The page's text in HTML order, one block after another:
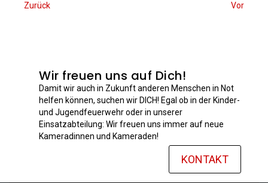
Zurück Vor
Wir freuen uns auf Dich!
Damit wir auch in Zukunft anderen Menschen in Not
helfen können, suchen wir DICH! Egal ob in der Kinder-
und Jugendfeuerwehr oder in unserer
Einsatzabteilung: Wir freuen uns immer auf neue
Kameradinnen und Kameraden!
KONTAKT